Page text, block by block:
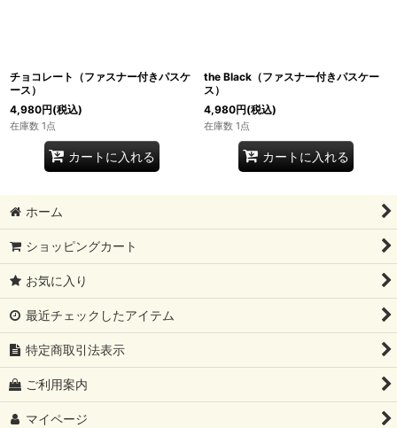
チョコレート（ファスナー付きパスケ
ース）
4,980円(税込)
在庫数 1点
カートに入れる
the Black（ファスナー付きパスケー
ス）
4,980円(税込)
在庫数 1点
カートに入れる
ホーム
ショッピングカート
お気に入り
最近チェックしたアイテム
特定商取引法表示
ご利用案内
マイページ